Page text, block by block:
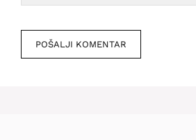
mesto